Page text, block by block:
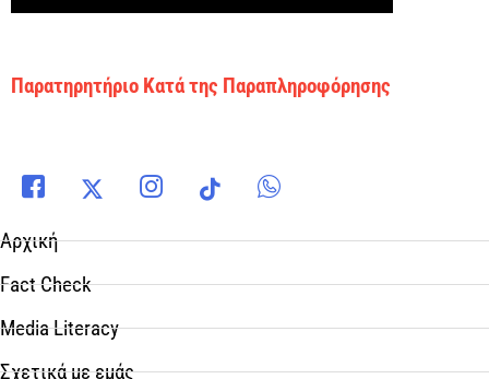
Παρατηρητήριο Κατά της Παραπληροφόρησης
Αρχική
Fact Check
Media Literacy
Σχετικά με εμάς